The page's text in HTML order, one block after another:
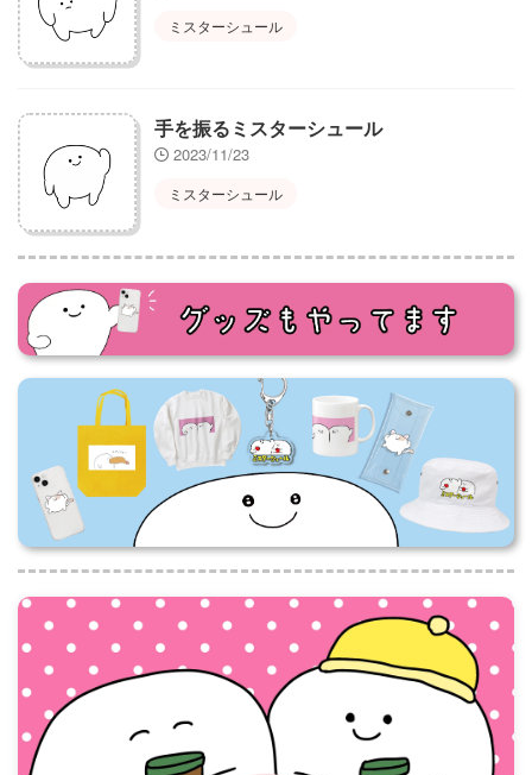
ミスターシュール
手を振るミスターシュール
2023/11/23
ミスターシュール